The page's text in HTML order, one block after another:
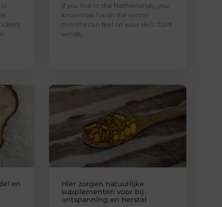
is
If you live in the Netherlands, you
know how harsh the winter
months can feel on your skin. Cold
winds,
en
Hier zorgen natuurlijke
supplementen voor bij
ontspanning en herstel